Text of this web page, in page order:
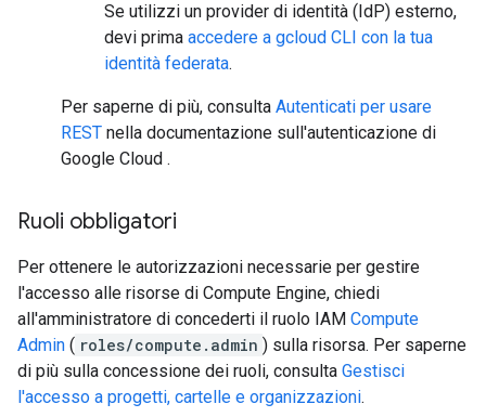
Se utilizzi un provider di identità (IdP) esterno,
devi prima accedere a gcloud CLI con la tua
identità federata.
Per saperne di più, consulta Autenticati per usare
REST nella documentazione sull'autenticazione di
Google Cloud .
Ruoli obbligatori
Per ottenere le autorizzazioni necessarie per gestire
l'accesso alle risorse di Compute Engine, chiedi
all'amministratore di concederti il ruolo IAM Compute
Admin ( roles/compute.admin ) sulla risorsa. Per saperne
di più sulla concessione dei ruoli, consulta Gestisci
l'accesso a progetti, cartelle e organizzazioni.